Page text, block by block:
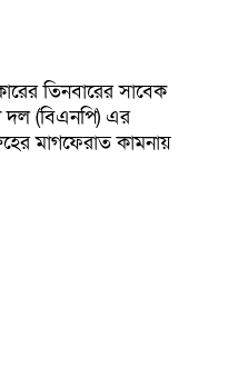
তিনবারের সাবেক
দল (বিএনপি) এর
মাগফেরাত কামনায়